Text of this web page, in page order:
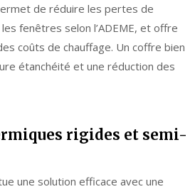
de réduire les pertes de
fenêtres selon l’ADEME, et offre
coûts de chauffage. Un coffre bien
étanchéité et une réduction des
rigides et semi-
une solution efficace avec une